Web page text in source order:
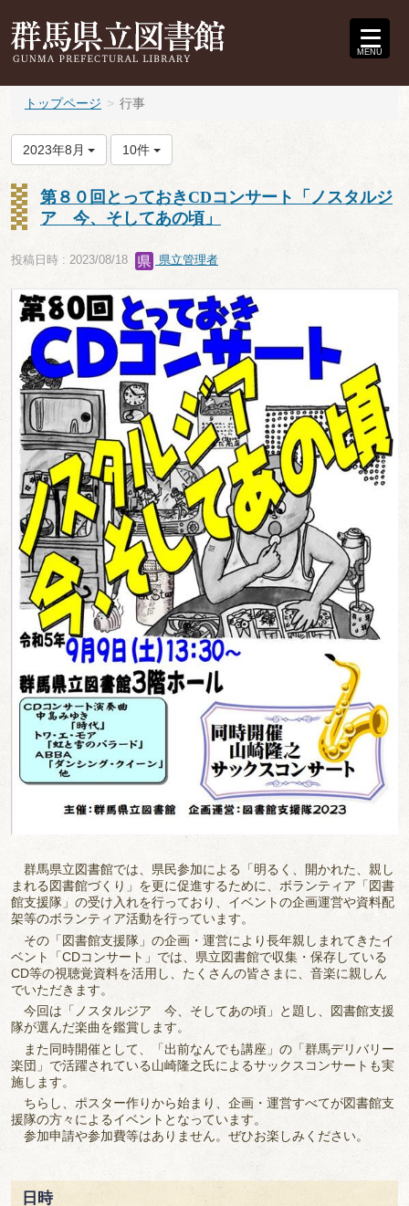
MENU
トップページ 行事
2023年8月 10件
第８０回とっておきCDコンサート「ノスタルジ
ア 今、そしてあの頃」
投稿日時 : 2023/08/18 県立管理者
群馬県立図書館では、県民参加による「明るく、開かれた、親し
まれる図書館づくり」を更に促進するために、ボランティア「図書
館支援隊」の受け入れを行っており、イベントの企画運営や資料配
架等のボランティア活動を行っています。
その「図書館支援隊」の企画・運営により長年親しまれてきたイ
ベント「CDコンサート」では、県立図書館で収集・保存している
CD等の視聴覚資料を活用し、たくさんの皆さまに、音楽に親しん
でいただきます。
今回は「ノスタルジア 今、そしてあの頃」と題し、図書館支援
隊が選んだ楽曲を鑑賞します。
また同時開催として、「出前なんでも講座」の「群馬デリバリー
楽団」で活躍されている山崎隆之氏によるサックスコンサートも実
施します。
ちらし、ポスター作りから始まり、企画・運営すべてが図書館支
援隊の方々によるイベントとなっています。
参加申請や参加費等はありません。ぜひお楽しみください。
日時